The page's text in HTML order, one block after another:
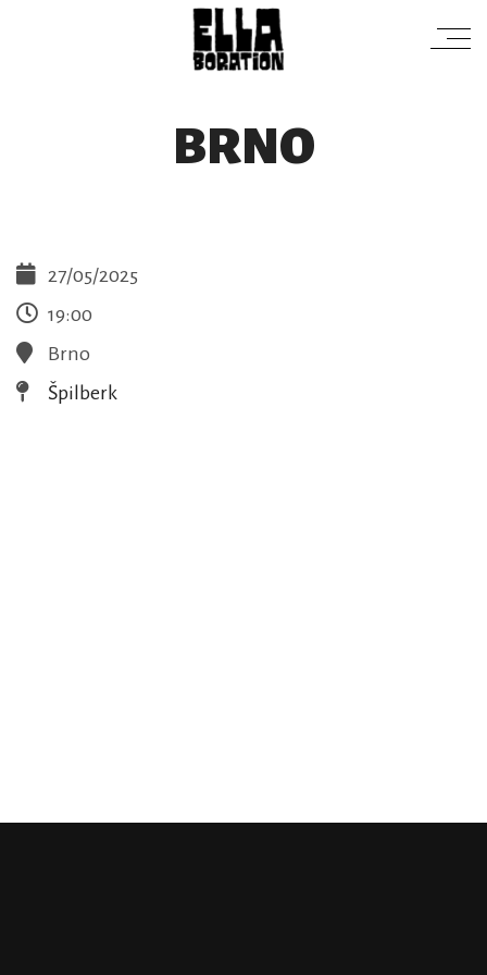
BRNO
27/05/2025
19:00
Brno
Špilberk